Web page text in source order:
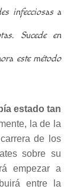
infecciosas a
Sucede en
este método
estado tan
la de la
de los
sobre su
empezar a
entre la